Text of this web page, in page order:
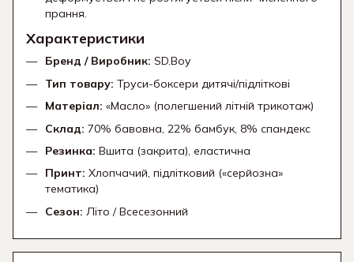
прання.
Характеристики
Бренд / Виробник: SD.Boy
Тип товару: Труси-боксери дитячі/підліткові
Матеріал: «Масло» (полегшений літній трикотаж)
Склад: 70% бавовна, 22% бамбук, 8% спандекс
Резинка: Вшита (закрита), еластична
Принт: Хлопчачий, підлітковий («серйозна»
тематика)
Сезон: Літо / Всесезонний